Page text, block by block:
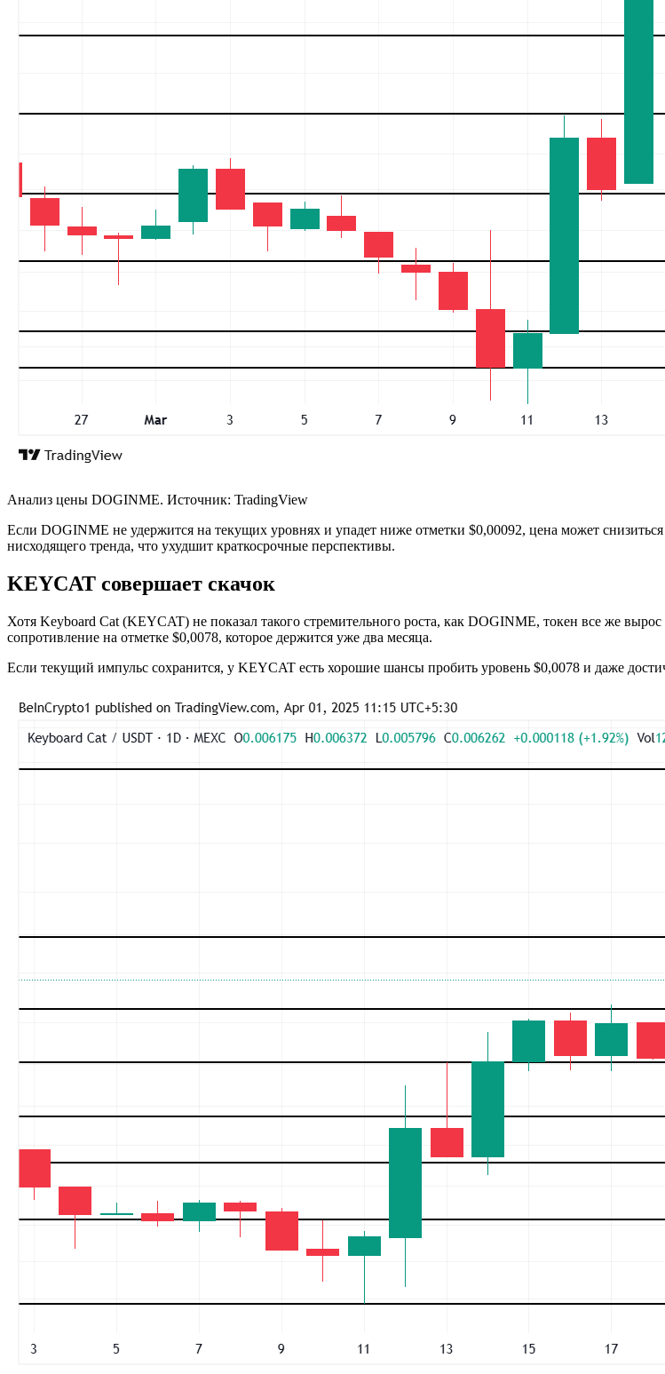
Анализ цены DOGINME. Источник: TradingView
Если DOGINME не удержится на текущих уровнях и упадет ниже отметки $0,00092, цена может
нисходящего тренда, что ухудшит краткосрочные перспективы.
KEYCAT совершает скачок
Хотя Keyboard Cat (KEYCAT) не показал такого стремительного роста, как DOGINME, токен все же
сопротивление на отметке $0,0078, которое держится уже два месяца.
Если текущий импульс сохранится, у KEYCAT есть хорошие шансы пробить уровень $0,0078 и даже